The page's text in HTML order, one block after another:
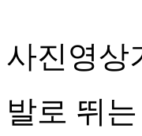
사진영상
발로 뛰